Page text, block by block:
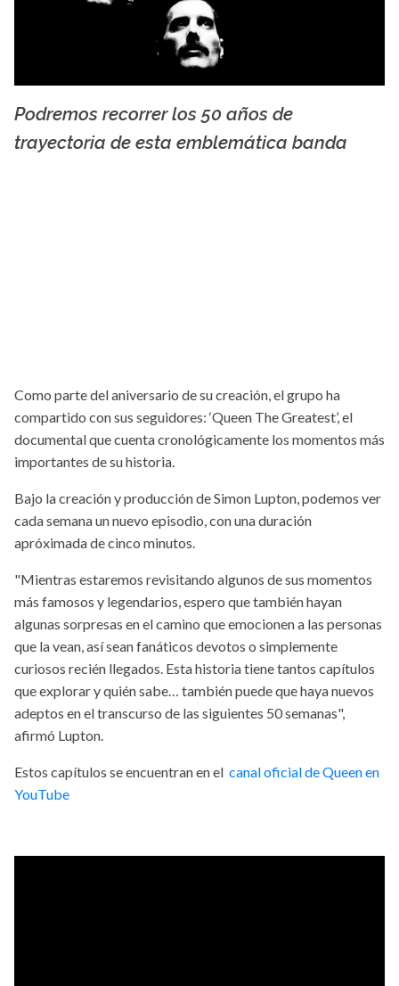
fondosmil.com
Podremos recorrer los 50 años de
trayectoria de esta emblemática banda
Como parte del aniversario de su creación, el grupo ha
compartido con sus seguidores: ‘Queen The Greatest’, el
documental que cuenta cronológicamente los momentos más
importantes de su historia.
Bajo la creación y producción de Simon Lupton, podemos ver
cada semana un nuevo episodio, con una duración
apróximada de cinco minutos.
"Mientras estaremos revisitando algunos de sus momentos
más famosos y legendarios, espero que también hayan
algunas sorpresas en el camino que emocionen a las personas
que la vean, así sean fanáticos devotos o simplemente
curiosos recién llegados. Esta historia tiene tantos capítulos
que explorar y quién sabe… también puede que haya nuevos
adeptos en el transcurso de las siguientes 50 semanas",
afirmó Lupton.
Estos capítulos se encuentran en el canal oficial de Queen en
YouTube